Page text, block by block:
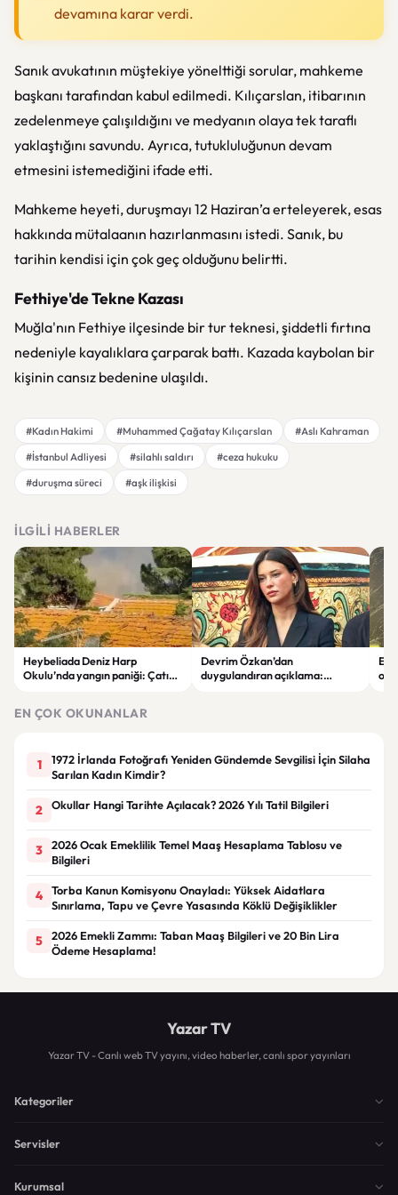
devamına karar verdi.
Sanık avukatının müştekiye yönelttiği sorular, mahkeme
başkanı tarafından kabul edilmedi. Kılıçarslan, itibarının
zedelenmeye çalışıldığını ve medyanın olaya tek taraflı
yaklaştığını savundu. Ayrıca, tutukluluğunun devam
etmesini istemediğini ifade etti.
Mahkeme heyeti, duruşmayı 12 Haziran’a erteleyerek, esas
hakkında mütalaanın hazırlanmasını istedi. Sanık, bu
tarihin kendisi için çok geç olduğunu belirtti.
Fethiye'de Tekne Kazası
Muğla'nın Fethiye ilçesinde bir tur teknesi, şiddetli fırtına
nedeniyle kayalıklara çarparak battı. Kazada kaybolan bir
kişinin cansız bedenine ulaşıldı.
#Kadın Hakimi #Muhammed Çağatay Kılıçarslan
#Aslı Kahraman
#İstanbul Adliyesi
#silahlı saldırı
#ceza hukuku
#duruşma süreci
#aşk ilişkisi
İLGILI HABERLER
Heybeliada Deniz Harp
Okulu’nda yangın paniği: Çatıda
Devrim Özkan’dan
duygulandıran açıklama:
EN ÇOK OKUNANLAR
1
1972 İrlanda Fotoğrafı Yeniden Gündemde Sevgilisi İçin Silaha
Sarılan Kadın Kimdir?
2 Okullar Hangi Tarihte Açılacak? 2026 Yılı Tatil Bilgileri
3
2026 Ocak Emeklilik Temel Maaş Hesaplama Tablosu ve
Bilgileri
4
Torba Kanun Komisyonu Onayladı: Yüksek Aidatlara
Sınırlama, Tapu ve Çevre Yasasında Köklü Değişiklikler
5
2026 Emekli Zammı: Taban Maaş Bilgileri ve 20 Bin Lira
Ödeme Hesaplama!
Yazar TV
Yazar TV - Canlı web TV yayını, video haberler, canlı spor yayınları
Kategoriler
Servisler
Kurumsal